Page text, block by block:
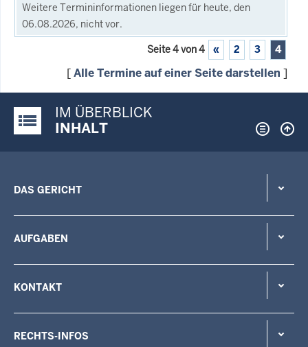
Weitere Termininformationen liegen für heute, den
06.08.2026, nicht vor.
Seite 4 von 4 « 2 3 4
[Alle Termine auf einer Seite darstellen ]
Justiz-Portal im Überblick:
IM ÜBERBLICK
INHALT
DAS GERICHT
AUFGABEN
KONTAKT
RECHTS-INFOS